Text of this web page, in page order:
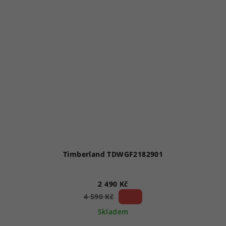
Timberland TDWGF2182901
2 490 Kč
4 590 Kč
Skladem